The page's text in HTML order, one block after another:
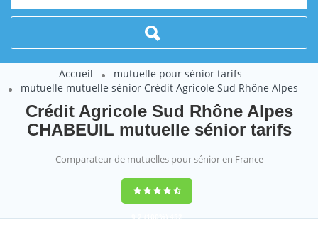
Accueil
mutuelle pour sénior tarifs
mutuelle mutuelle sénior Crédit Agricole Sud Rhône Alpes
Crédit Agricole Sud Rhône Alpes
CHABEUIL mutuelle sénior tarifs
Comparateur de mutuelles pour sénior en France
9,2(100%)452